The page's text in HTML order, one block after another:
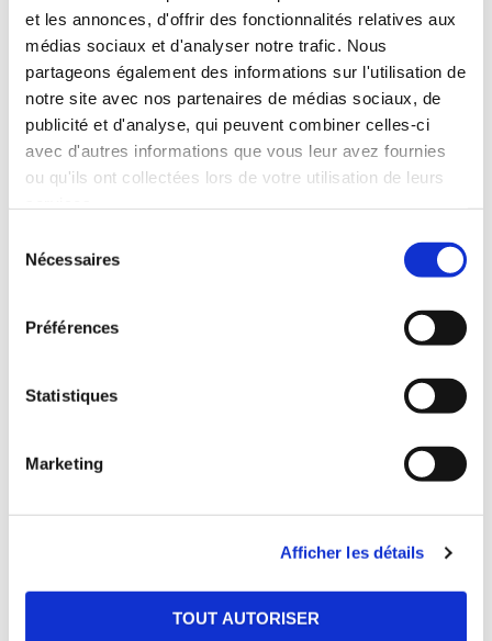
et les annonces, d'offrir des fonctionnalités relatives aux
médias sociaux et d'analyser notre trafic. Nous
partageons également des informations sur l'utilisation de
notre site avec nos partenaires de médias sociaux, de
publicité et d'analyse, qui peuvent combiner celles-ci
avec d'autres informations que vous leur avez fournies
ou qu'ils ont collectées lors de votre utilisation de leurs
Nécessaires
Préférences
Statistiques
Marketing
Afficher les détails
TOUT AUTORISER
Kit adaptateur pour ouverture à…
E101